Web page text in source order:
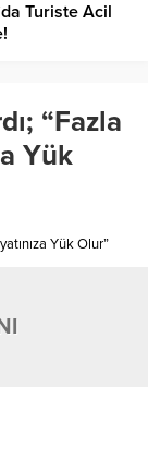
Turiste Acil
“Fazla
Yük
Yük Olur”